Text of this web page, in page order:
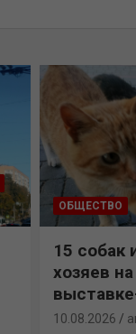
ОБЩЕСТВО
15 собак
хозяев
10.08.2026